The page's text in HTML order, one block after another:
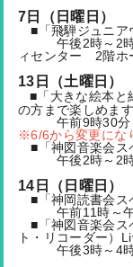
7日（日曜日）
■「飛騨ジュニア
午後2時～2時30
ィセンター 2階ホ
13日（土曜日）
■「大きな絵本
の方まで楽しめま
午前9時30分～
※6/6から変更にな
■「神図音楽会ス
午後2時～2時
14日（日曜日）
■「神岡読書会ス
午前11時～午
■「神図音楽会ス
ト・リコーダー）
午後3時～4時